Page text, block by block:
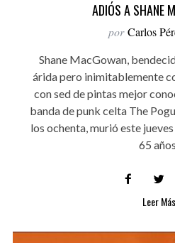
ADIÓS A SHANE
por Carlos
Shane MacGowan,
árida pero inimitablemente
con sed de pintas mejor
banda de punk celta The
los ochenta, murió este
65
Leer Más